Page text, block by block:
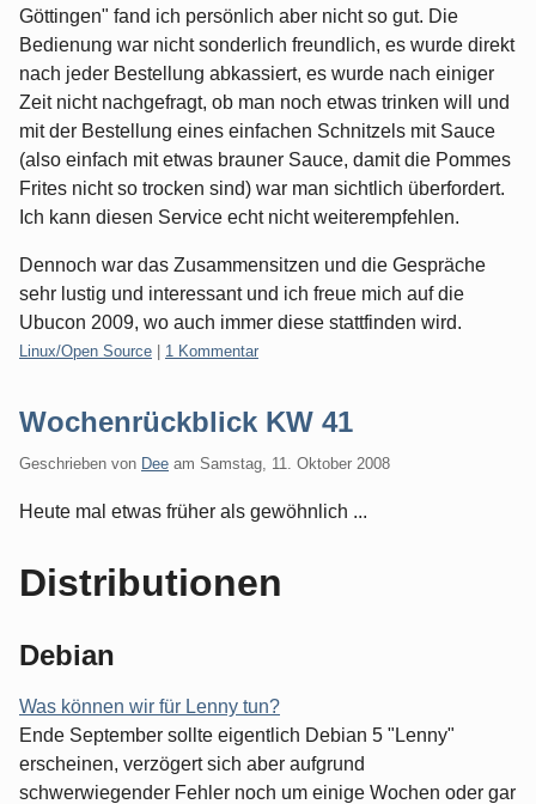
Göttingen" fand ich persönlich aber nicht so gut. Die
Bedienung war nicht sonderlich freundlich, es wurde direkt
nach jeder Bestellung abkassiert, es wurde nach einiger
Zeit nicht nachgefragt, ob man noch etwas trinken will und
mit der Bestellung eines einfachen Schnitzels mit Sauce
(also einfach mit etwas brauner Sauce, damit die Pommes
Frites nicht so trocken sind) war man sichtlich überfordert.
Ich kann diesen Service echt nicht weiterempfehlen.
Dennoch war das Zusammensitzen und die Gespräche
sehr lustig und interessant und ich freue mich auf die
Ubucon 2009, wo auch immer diese stattfinden wird.
Kategorien:
Linux/Open Source 1 Kommentar
Wochenrückblick KW 41
Geschrieben von Dee am Samstag, 11. Oktober 2008
Heute mal etwas früher als gewöhnlich ...
Distributionen
Debian
Was können wir für Lenny tun?
Ende September sollte eigentlich Debian 5 "Lenny"
erscheinen, verzögert sich aber aufgrund
schwerwiegender Fehler noch um einige Wochen oder gar